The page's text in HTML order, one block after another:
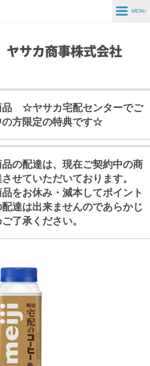
MENU
品 ☆ヤサカ宅配センターでご
の方限定の特典です☆
の配達は、現在ご契約中の商
させていただいております。
をお休み・減本してポイント
達は出来ませんのであらかじ
了承ください。